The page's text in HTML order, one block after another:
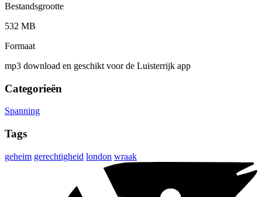
Bestandsgrootte
532 MB
Formaat
mp3 download en geschikt voor de Luisterrijk app
Categorieën
Spanning
Tags
geheim gerechtigheid london wraak